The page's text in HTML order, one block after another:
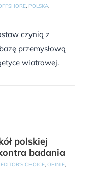
, POLSKA,
czynią z
przemysłową
wiatrowej.
polskiej
badania
EDITOR'S CHOICE, OPINIE,